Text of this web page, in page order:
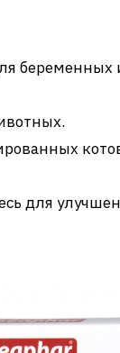
беременных
для